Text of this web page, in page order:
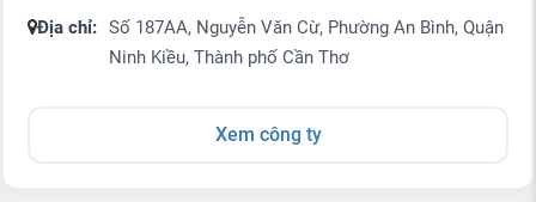
Địa chỉ: Số 187AA, Nguyễn Văn Cừ, Phường An Bình, Quận
Ninh Kiều, Thành phố Cần Thơ
Xem công ty